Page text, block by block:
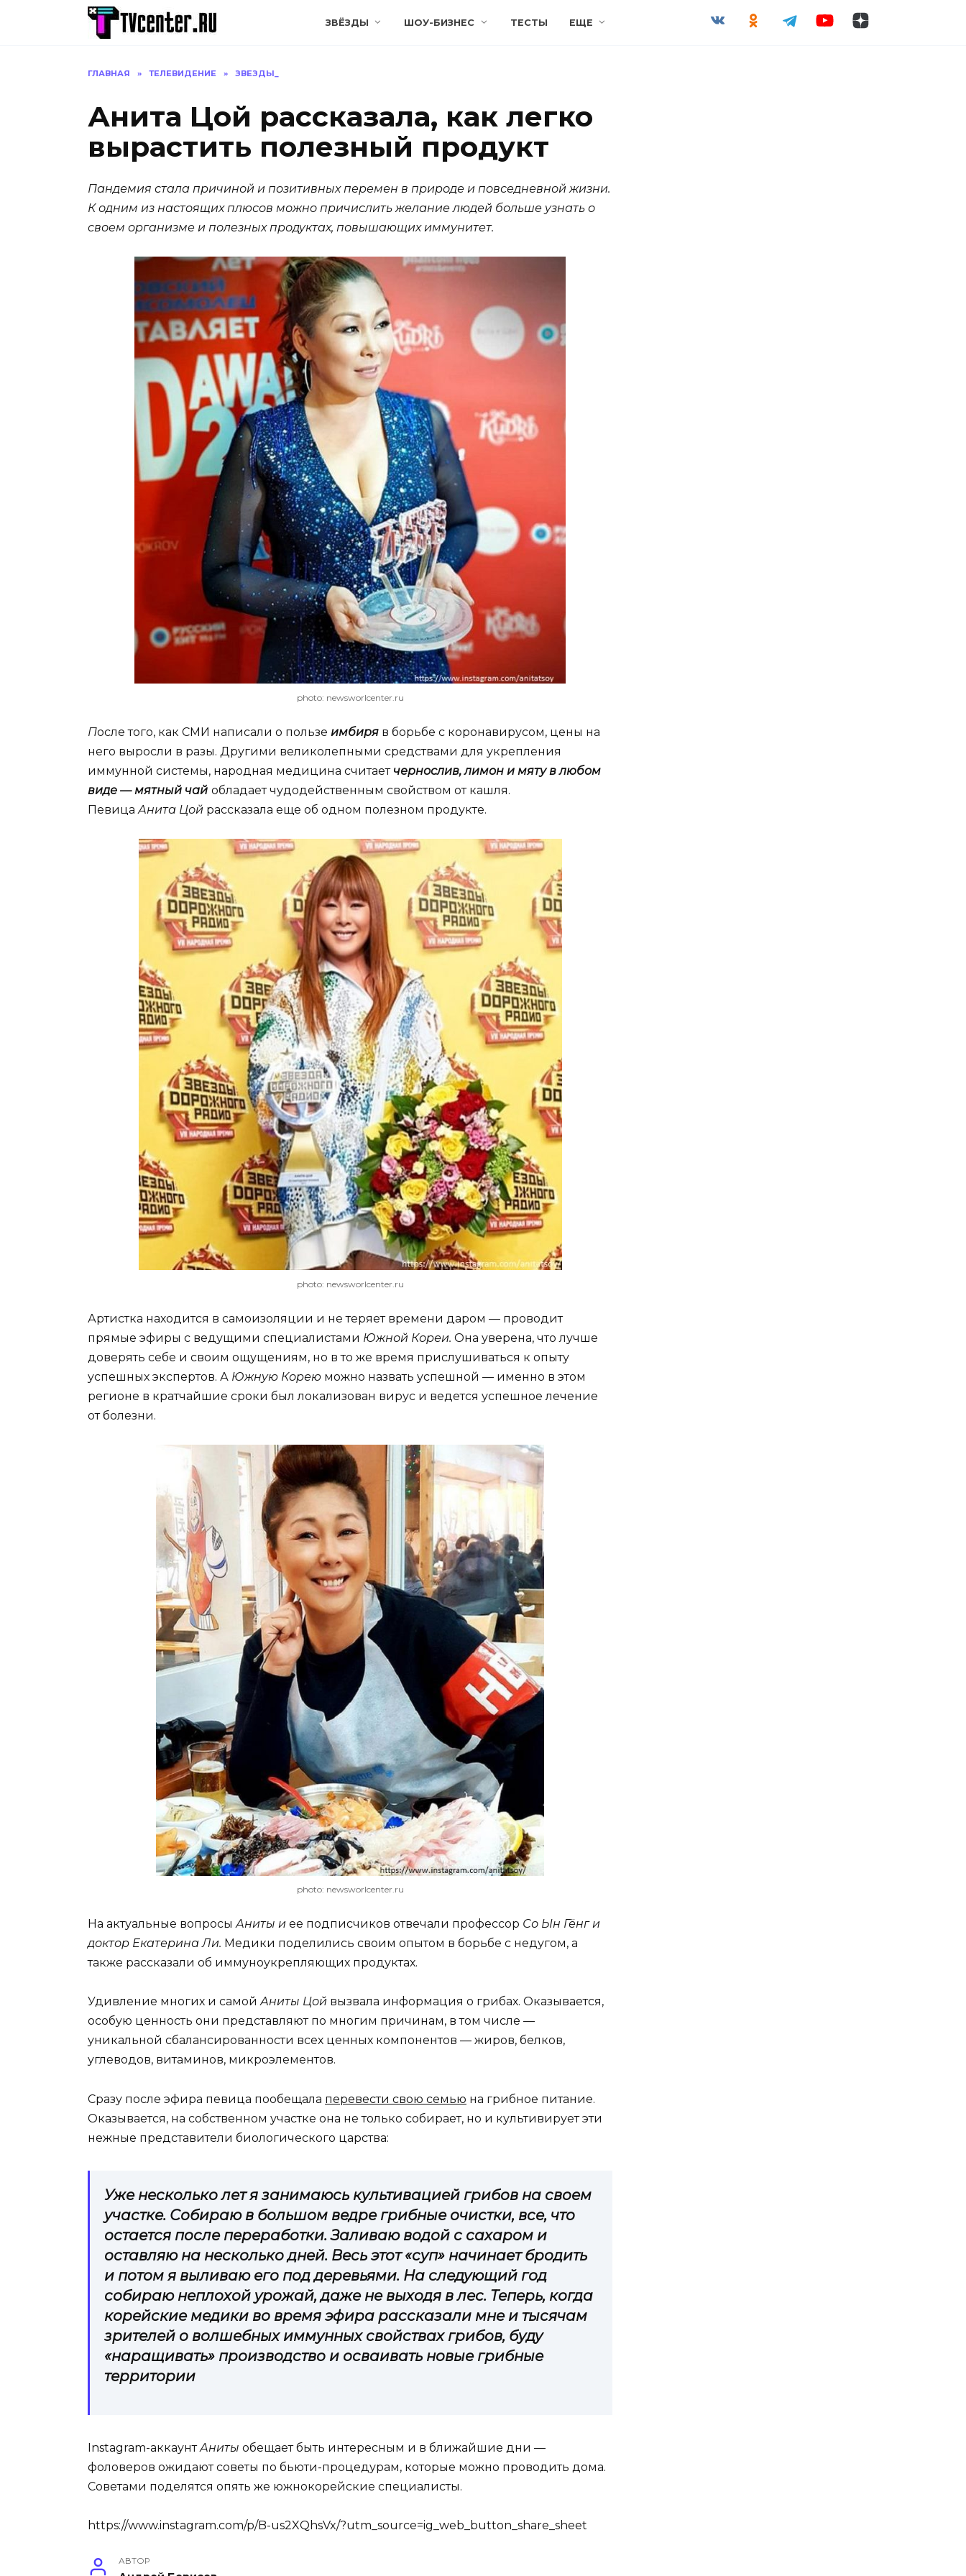
ЗВЁЗДЫ ШОУ-БИЗНЕС ТЕСТЫ ЕЩЕ
ГЛАВНАЯ » ТЕЛЕВИДЕНИЕ » ЗВЕЗДЫ_
Анита Цой рассказала, как легко
вырастить полезный продукт
Пандемия стала причиной и позитивных перемен в природе и повседневной жизни.
К одним из настоящих плюсов можно причислить желание людей больше узнать о
своем организме и полезных продуктах, повышающих иммунитет.
photo: newsworlcenter.ru
После того, как СМИ написали о пользе имбиря в борьбе с коронавирусом, цены на
него выросли в разы. Другими великолепными средствами для укрепления
иммунной системы, народная медицина считает чернослив, лимон и мяту в любом
виде — мятный чай обладает чудодейственным свойством от кашля.
Певица Анита Цой рассказала еще об одном полезном продукте.
photo: newsworlcenter.ru
Артистка находится в самоизоляции и не теряет времени даром — проводит
прямые эфиры с ведущими специалистами Южной Кореи. Она уверена, что лучше
доверять себе и своим ощущениям, но в то же время прислушиваться к опыту
успешных экспертов. А Южную Корею можно назвать успешной — именно в этом
регионе в кратчайшие сроки был локализован вирус и ведется успешное лечение
от болезни.
photo: newsworlcenter.ru
На актуальные вопросыАниты и ее подписчиков отвечали профессор Со Ын Гёнг и
доктор Екатерина Ли. Медики поделились своим опытом в борьбе с недугом, а
также рассказали об иммуноукрепляющих продуктах.
Удивление многих и самой Аниты Цой вызвала информация о грибах. Оказывается,
особую ценность они представляют по многим причинам, в том числе —
уникальной сбалансированности всех ценных компонентов — жиров, белков,
углеводов, витаминов, микроэлементов.
Сразу после эфира певица пообещала перевести свою семью на грибное питание.
Оказывается, на собственном участке она не только собирает, но и культивирует эти
нежные представители биологического царства:
Уже несколько лет я занимаюсь культивацией грибов на своем
участке. Собираю в большом ведре грибные очистки, все, что
остается после переработки. Заливаю водой с сахаром и
оставляю на несколько дней. Весь этот «суп» начинает бродить
и потом я выливаю его под деревьями. На следующий год
собираю неплохой урожай, даже не выходя в лес. Теперь, когда
корейские медики во время эфира рассказали мне и тысячам
зрителей о волшебных иммунных свойствах грибов, буду
«наращивать» производство и осваивать новые грибные
территории
Instagram-аккаунтАниты обещает быть интересным и в ближайшие дни —
фоловеров ожидают советы по бьюти-процедурам, которые можно проводить дома.
Советами поделятся опять же южнокорейские специалисты.
https://www.instagram.com/p/B-us2XQhsVx/?utm_source=ig_web_button_share_sheet
АВТОР